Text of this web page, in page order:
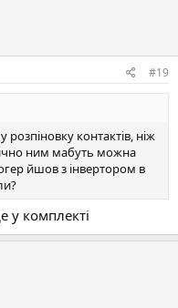
#19
контактів, ніж
ним мабуть можна
йшов з інвертором в
у комплекті